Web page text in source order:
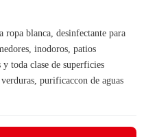
ropa blanca, desinfectante para
inodoros, patios
toda clase de superficies
purificaccon de aguas